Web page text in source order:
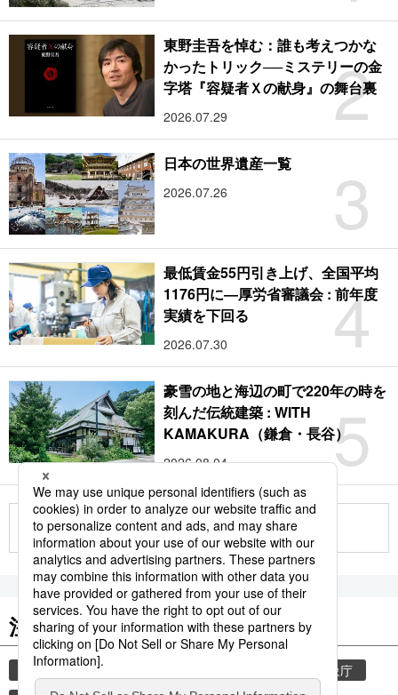
2
東野圭吾を悼む：誰も考えつかな
かったトリック──ミステリーの金
字塔『容疑者Ｘの献身』の舞台裏
2026.07.29
3
日本の世界遺産一覧
2026.07.26
4
最低賃金55円引き上げ、全国平均
1176円に―厚労省審議会 : 前年度
実績を下回る
2026.07.30
5
豪雪の地と海辺の町で220年の時を
刻んだ伝統建築 : WITH
KAMAKURA（鎌倉・長谷）
2026.08.04
もっと見る
注目のキーワード
共同通信ニュース
気象庁